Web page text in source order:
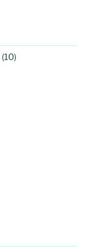
(10)